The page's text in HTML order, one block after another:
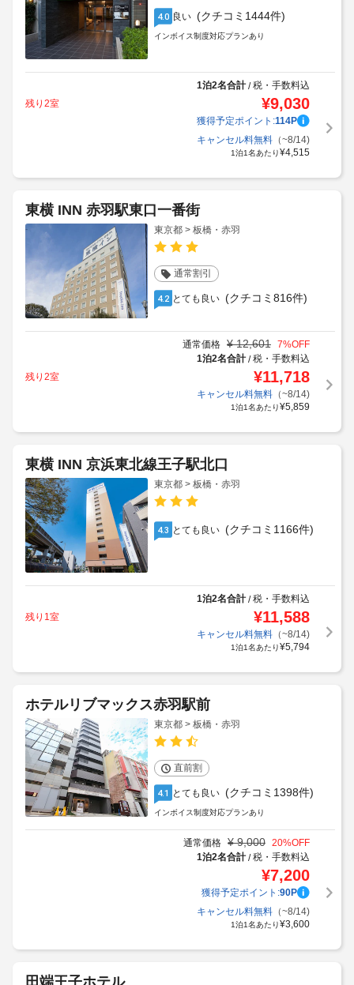
4.0 良い (クチコミ1444件)
インボイス制度対応プランあり
1泊2名合計/税・手数料込
残り2室
¥9,030
獲得予定ポイント:114P
キャンセル料無料（~8/14)
1泊1名あたり¥4,515
東横 INN 赤羽駅東口一番街
東京都 > 板橋・赤羽
通常割引
4.2 とても良い (クチコミ816件)
通常価格 ¥ 12,601 7%OFF
1泊2名合計/税・手数料込
残り2室
¥11,718
キャンセル料無料（~8/14)
1泊1名あたり¥5,859
東横 INN 京浜東北線王子駅北口
東京都 > 板橋・赤羽
4.3 とても良い (クチコミ1166件)
1泊2名合計/税・手数料込
残り1室
¥11,588
キャンセル料無料（~8/14)
1泊1名あたり¥5,794
ホテルリブマックス赤羽駅前
東京都 > 板橋・赤羽
直前割
4.1 とても良い (クチコミ1398件)
インボイス制度対応プランあり
通常価格 ¥ 9,000 20%OFF
1泊2名合計/税・手数料込
¥7,200
獲得予定ポイント:90P
キャンセル料無料（~8/14)
1泊1名あたり¥3,600
田端王子ホテル